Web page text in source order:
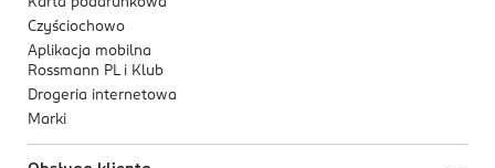
Czyściochowo
Aplikacja mobilna
Rossmann PL i Klub
Drogeria internetowa
Marki